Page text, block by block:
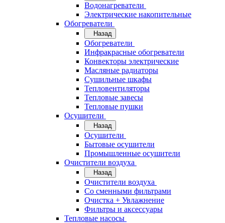
Водонагреватели
Электрические накопительные
Обогреватели
Назад
Обогреватели
Инфракрасные обогреватели
Конвекторы электрические
Масляные радиаторы
Сушильные шкафы
Тепловентиляторы
Тепловые завесы
Тепловые пушки
Осушители
Назад
Осушители
Бытовые осушители
Промышленные осушители
Очистители воздуха
Назад
Очистители воздуха
Cо сменными фильтрами
Очистка + Увлажнение
Фильтры и аксессуары
Тепловые насосы